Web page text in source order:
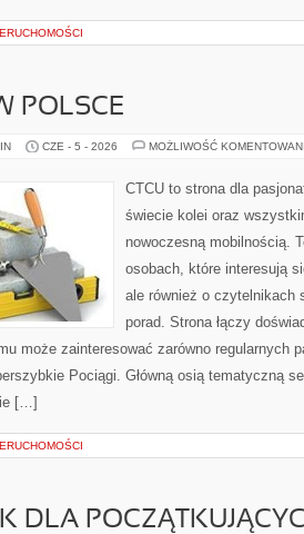
POLSCE
CZE - 5 - 2026 MOŻLIWOŚĆ
CTCU to strona dla
świecie kolei oraz
nowoczesną mobilnością.
osobach, które interesują
ale również o czytelnikach
porad. Strona łączy
może zainteresować zarówno regularnych
Pociągi. Główną osią tematyczną
[…]
DLA